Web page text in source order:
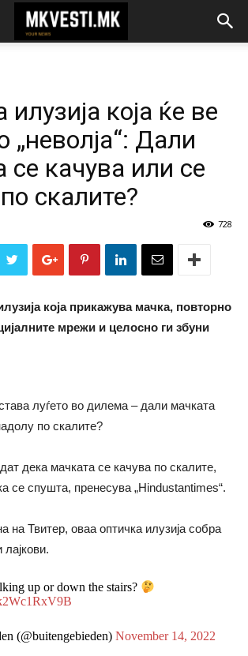
која ќе ве
„неволја“: Дали
се качува или се
скалите?
728
која прикажува мачка, повторно
мрежи и целосно ги збуни
луѓето во дилема – дали мачката
по скалите?
дека мачката се качува по скалите,
се спушта, пренесува „Hindustantimes“.
на Твитер, оваа оптичка илузија собра
лајкови.
up or down the stairs?
(@buitengebieden)November 14, 2022